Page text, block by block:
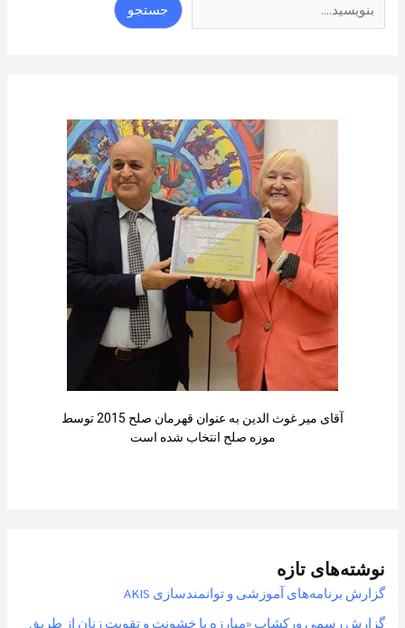
جستجو
آقای میر غوث الدین به عنوان قهرمان صلح 2015 توسط
موزه صلح انتخاب شده است
نوشته‌های تازه
گزارش برنامه‌های آموزشی و توانمندسازی AKIS
گزارش رسمی ورکشاپ «مبارزه با خشونت و تقویت زنان از طریق